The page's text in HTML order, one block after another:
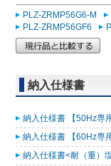
PLZ-ZRMP56G6-M
PLZ-ZRMP56GF6
納入仕様書
納入仕様書 【50Hz専
納入仕様書 【60Hz専
納入仕様書<耐（重）